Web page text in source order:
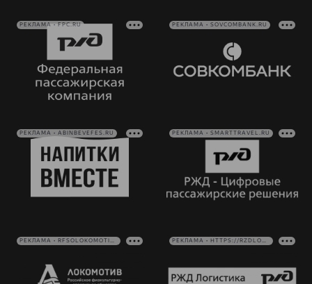
РЕКЛАМА • FPC.RU РЕКЛАМА • SOVCOMBANK.RU
РЕКЛАМА • ABINBEVEFES.RU РЕКЛАМА • SMARTTRAVEL.RU
РЕКЛАМА • RFSOLOKOMOTIV.RU РЕКЛАМА • HTTPS://RZDLOG.RU/